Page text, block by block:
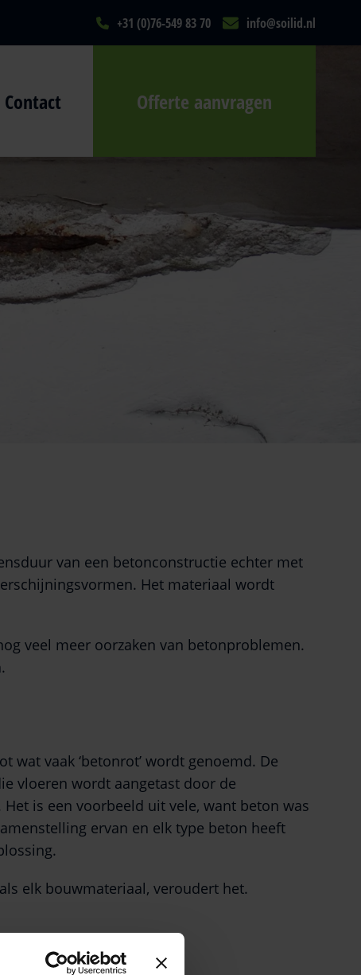
+31 (0)76-549 83 70 info@soilid.nl
Contact Offerte aanvragen
van een betonconstructie echter met
Het materiaal wordt
veel meer oorzaken van betonproblemen.
vaak ‘betonrot’ wordt genoemd. De
vloeren wordt aangetast door de
is een voorbeeld uit vele, want beton was
ervan en elk type beton heeft
elk bouwmateriaal, veroudert het.